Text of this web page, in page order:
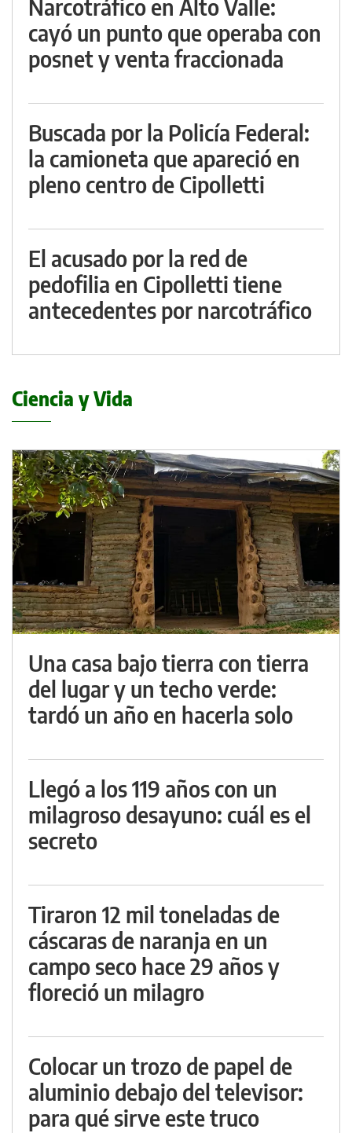
Narcotráfico en Alto Valle:
cayó un punto que operaba con
posnet y venta fraccionada
Buscada por la Policía Federal:
la camioneta que apareció en
pleno centro de Cipolletti
El acusado por la red de
pedofilia en Cipolletti tiene
antecedentes por narcotráfico
Ciencia y Vida
Una casa bajo tierra con tierra
del lugar y un techo verde:
tardó un año en hacerla solo
Llegó a los 119 años con un
milagroso desayuno: cuál es el
secreto
Tiraron 12 mil toneladas de
cáscaras de naranja en un
campo seco hace 29 años y
floreció un milagro
Colocar un trozo de papel de
aluminio debajo del televisor:
para qué sirve este truco